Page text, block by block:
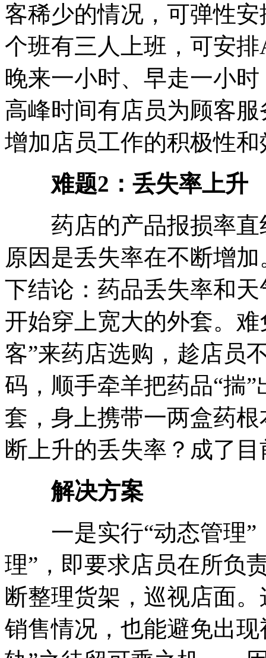
客稀少的情况，可弹性
个班有三人上班，可安
晚来一小时、早走一小
高峰时间有店员为顾客
增加店员工作的积极性和
难题2： 丢失率上升
药店的产品报损率直
原因是丢失率在不断增
下结论：药品丢失率和
开始穿上宽大的外套。
客”来药店选购，趁店员
码，顺手牵羊把药品“揣
套，身上携带一两盒药
断上升的丢失率？成了
解决方案
一是实行“动态管理”
理”，即要求店员在所负
断整理货架，巡视店面
销售情况，也能避免出